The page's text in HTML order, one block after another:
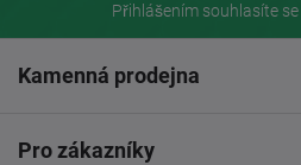
Přihlášením souhlasíte se
Kamenná prodejna
Pro zákazníky